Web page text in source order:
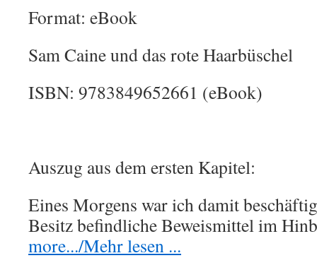
Format: eBook
Sam Caine und das rote Haarbüschel
ISBN: 9783849652661 (eBook)
Auszug aus dem ersten Kapitel:
Eines Morgens war ich damit
Besitz befindliche Beweismittel im
more.../Mehr lesen ...